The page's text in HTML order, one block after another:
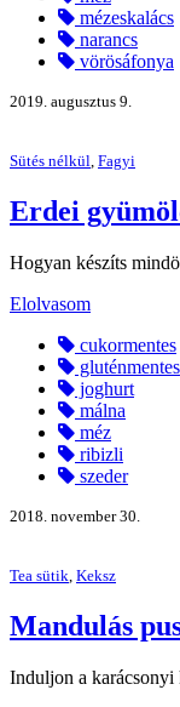
mézeskalács
narancs
vörösáfonya
2019. augusztus 9.
Sütés nélkül, Fagyi
Erdei
Hogyan készíts
Elolvasom
cukormentes
gluténmentes
joghurt
málna
méz
ribizli
szeder
2018. november 30.
Tea sütik, Keksz
Mandulás
Induljon a karácsonyi